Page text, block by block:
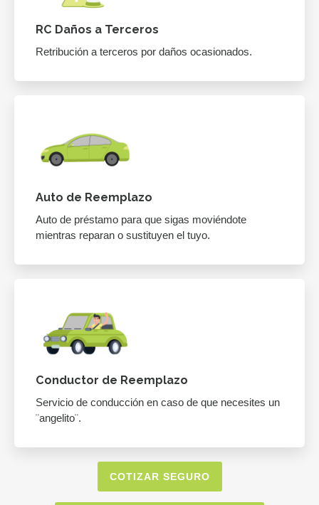
RC Daños a Terceros
Retribución a terceros por daños ocasionados.
Auto de Reemplazo
Auto de préstamo para que sigas moviéndote
mientras reparan o sustituyen el tuyo.
Conductor de Reemplazo
Servicio de conducción en caso de que necesites un
¨angelito¨.
COTIZAR SEGURO